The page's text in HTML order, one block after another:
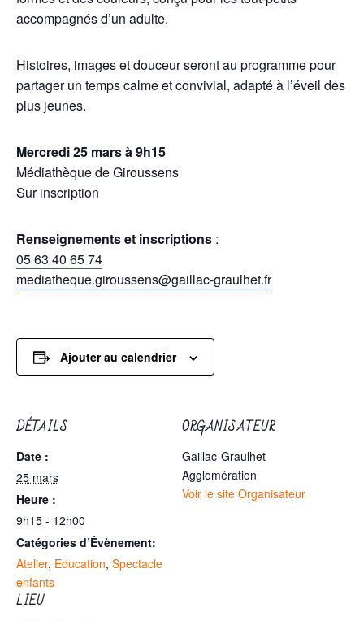
accompagnés d’un adulte.
Histoires, images et douceur seront au programme pour
partager un temps calme et convivial, adapté à l’éveil des
plus jeunes.
Mercredi 25 mars à 9h15
Médiathèque de Giroussens
Sur inscription
Renseignements et inscriptions :
05 63 40 65 74
mediatheque.giroussens@gaillac-graulhet.fr
Ajouter au calendrier
DÉTAILS
Date :
25 mars
Heure :
9h15 - 12h00
Catégories d’Évènement:
Atelier, Education, Spectacle
enfants
LIEU
ORGANISATEUR
Gaillac-Graulhet
Agglomération
Voir le site Organisateur